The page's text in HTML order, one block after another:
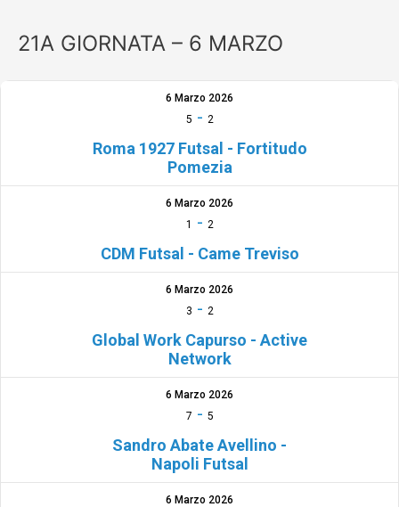
21A GIORNATA – 6 MARZO
6 Marzo 2026
5 - 2
Roma 1927 Futsal - Fortitudo
Pomezia
6 Marzo 2026
1
- 2
CDM Futsal - Came Treviso
6 Marzo 2026
3 - 2
Global Work Capurso - Active
Network
6 Marzo 2026
7 - 5
Sandro Abate Avellino -
Napoli Futsal
6 Marzo 2026